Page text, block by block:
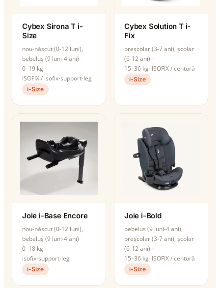
Cybex Sirona T i-
Size
nou-născut (0-12 luni),
bebeluș (9 luni-4 ani)
0–19 kg
ISOFIX / isofix-support-leg
i-Size
Cybex Solution T i-
Fix
preșcolar (3-7 ani), școlar
(6-12 ani)
15–36 kg ISOFIX / centură
i-Size
Joie i-Base Encore
nou-născut (0-12 luni),
bebeluș (9 luni-4 ani)
0–18 kg
isofix-support-leg
i-Size
Joie i-Bold
bebeluș (9 luni-4 ani),
preșcolar (3-7 ani), școlar
(6-12 ani)
15–36 kg ISOFIX / centură
i-Size